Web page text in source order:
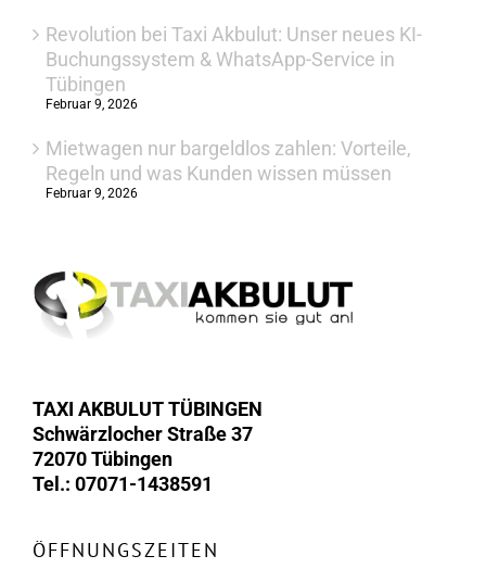
Revolution bei Taxi Akbulut: Unser neues KI-
Buchungssystem & WhatsApp-Service in
Tübingen
Februar 9, 2026
Mietwagen nur bargeldlos zahlen: Vorteile,
Regeln und was Kunden wissen müssen
Februar 9, 2026
TAXI AKBULUT TÜBINGEN
Schwärzlocher Straße 37
72070 Tübingen
Tel.: 07071-1438591
ÖFFNUNGSZEITEN